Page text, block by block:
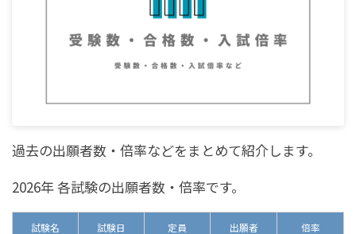
過去の出願者数・倍率などをまとめて紹介します。
2026年 各試験の出願者数・倍率です。
試験名 試験日 定員 出願者 倍率